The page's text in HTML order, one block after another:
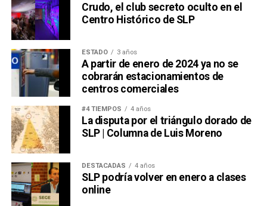
Crudo, el club secreto oculto en el
Centro Histórico de SLP
ESTADO 3 años
A partir de enero de 2024 ya no se
cobrarán estacionamientos de
centros comerciales
#4 TIEMPOS 4 años
La disputa por el triángulo dorado de
SLP | Columna de Luis Moreno
DESTACADAS 4 años
SLP podría volver en enero a clases
online